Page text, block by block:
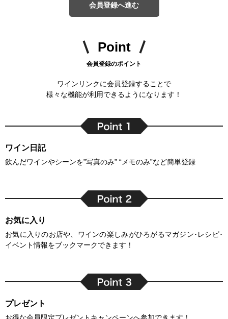
会員登録へ進む
Point
会員登録のポイント
ワインリンクに会員登録することで
様々な機能が利用できるようになります！
ワイン日記
飲んだワインやシーンを”写真のみ” “メモのみ”など簡単登録
お気に入り
お気に入りのお店や、ワインの楽しみがひろがるマガジン･レシピ･
イベント情報をブックマークできます！
プレゼント